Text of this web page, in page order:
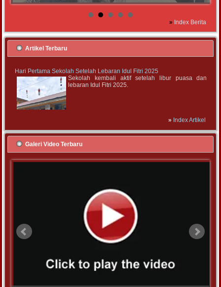
» Index Berita
Artikel Terbaru
Hari Pertama Sekolah Setelah Lebaran Idul Fitri 2025
Sekolah kembali aktif setelah libur puasa dan
lebaran Idul Fitri 2025.
» Index Artikel
Galeri Video Terbaru